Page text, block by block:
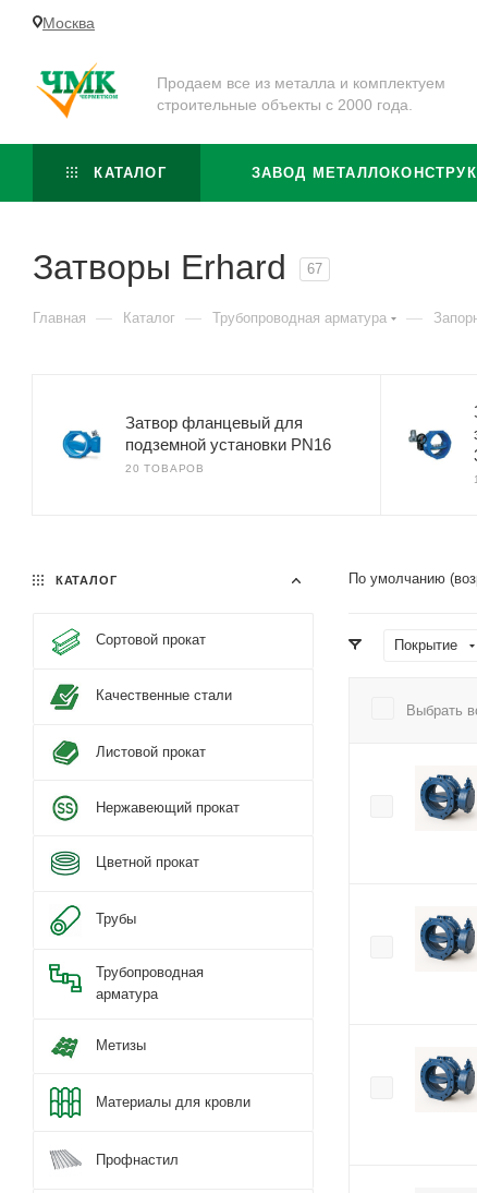
Москва
Продаем все из металла и комплектуем
строительные объекты с 2000 года.
КАТАЛОГ ЗАВОД
Затворы Erhard 67
Главная — Каталог — Трубопроводная арматура —
Затвор фланцевый для
подземной установки PN16
20 ТОВАРОВ
По умолчанию
Покрытие
Выбрать
КАТАЛОГ
Сортовой прокат
Качественные стали
Листовой прокат
Нержавеющий прокат
Цветной прокат
Трубы
Трубопроводная
арматура
Метизы
Материалы для кровли
Профнастил